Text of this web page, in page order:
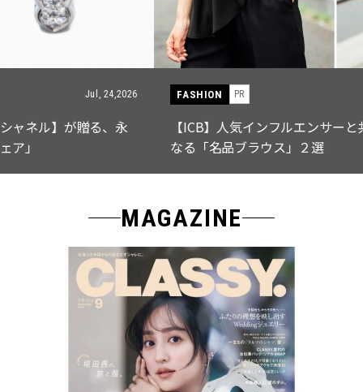
PR
【ICB】人気インフルエンサーと共同制作! 週5で着たく
なる「名品ブラウス」２選
MAGAZINE